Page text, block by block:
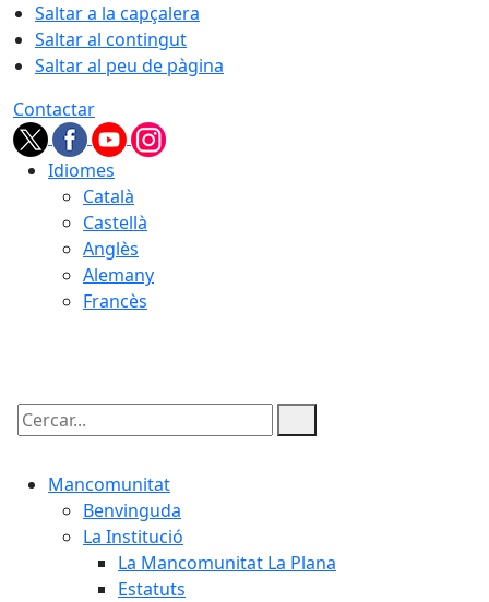
Saltar a la capçalera
Saltar al contingut
Saltar al peu de pàgina
Contactar
Idiomes
Català
Castellà
Anglès
Alemany
Francès
Cercar:
Mancomunitat
Benvinguda
La Institució
La Mancomunitat La Plana
Estatuts